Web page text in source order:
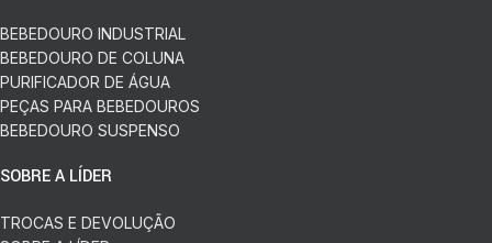
BEBEDOURO INDUSTRIAL
BEBEDOURO DE COLUNA
PURIFICADOR DE ÁGUA
PEÇAS PARA BEBEDOUROS
BEBEDOURO SUSPENSO
SOBRE A LÍDER
TROCAS E DEVOLUÇÃO